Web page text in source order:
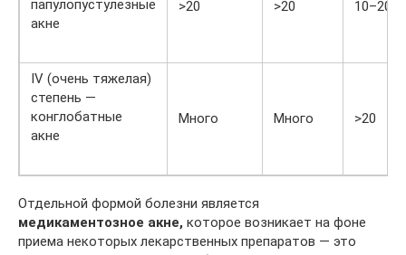
папулопустулезные
акне
>20 >20 10–20
IV (очень тяжелая)
степень —
конглобатные
акне
Много Много >20
Отдельной формой болезни является
медикаментозное акне, которое возникает на фоне
приема некоторых лекарственных препаратов — это